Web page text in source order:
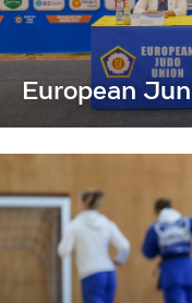
European